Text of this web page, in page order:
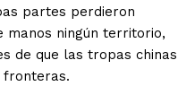
partes perdieron
manos ningún territorio,
de que las tropas chinas